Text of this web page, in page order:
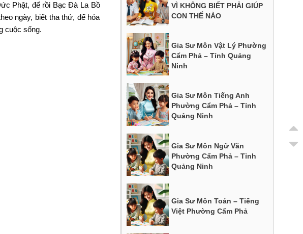
Phật, để rồi Bạc Đà La Bồ
ngày, biết tha thứ, để hóa
cuộc sống.
VÌ KHÔNG BIẾT PHẢI GIÚP
CON THẾ NÀO
Gia Sư Môn Vật Lý Phường
Cẩm Phả – Tỉnh Quảng
Ninh
Gia Sư Môn Tiếng Anh
Phường Cẩm Phả – Tỉnh
Quảng Ninh
Gia Sư Môn Ngữ Văn
Phường Cẩm Phả – Tỉnh
Quảng Ninh
Gia Sư Môn Toán – Tiếng
Việt Phường Cẩm Phả